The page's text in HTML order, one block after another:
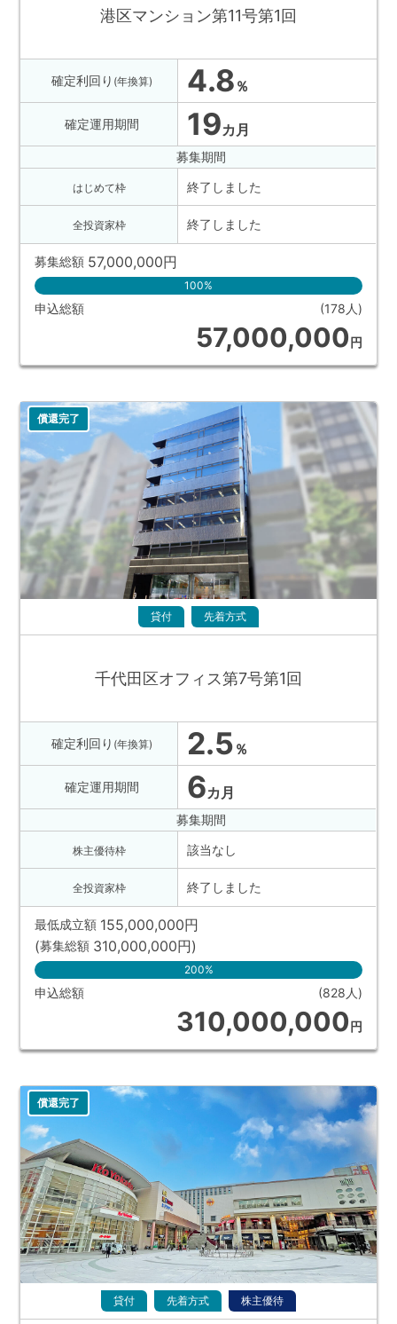
港区マンション第11号第1回
確定利回り (年換算) 4.8 ％
確定運用期間 19カ月
募集期間
はじめて枠
全投資家枠
終了しました
終了しました
募集総額 57,000,000円
100%
申込総額 (178人)
57,000,000円
償還完了
貸付 先着方式
千代田区オフィス第7号第1回
確定利回り (年換算) 2.5 ％
確定運用期間 6カ月
募集期間
株主優待枠
全投資家枠
該当なし
終了しました
最低成立額 155,000,000円
(募集総額 310,000,000円)
200%
申込総額 (828人)
310,000,000円
償還完了
貸付 先着方式 株主優待